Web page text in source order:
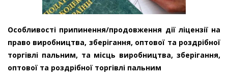
Особливості припинення/продовження дії ліцензії на
право виробництва, зберігання, оптової та роздрібної
торгівлі пальним, та місць виробництва, зберігання,
оптової та роздрібної торгівлі пальним